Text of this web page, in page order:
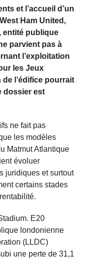
et l’accueil d’un
Ham United,
entité publique
parvient pas à
l’exploitation
les Jeux
l’édifice pourrait
dossier est
ne fait pas
les modèles
Matmut Atlantique
évoluer
juridiques et surtout
certains stades
E20
londonienne
(LLDC)
une perte de 31,1